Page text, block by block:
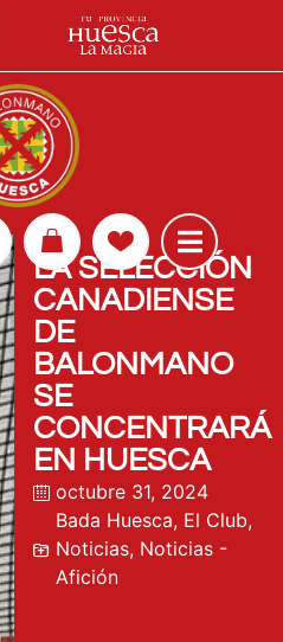
LA SELECCIÓN
CANADIENSE
DE
BALONMANO
SE
CONCENTRARÁ
EN HUESCA
octubre 31, 2024
Bada Huesca, El Club,
Noticias, Noticias -
Afición